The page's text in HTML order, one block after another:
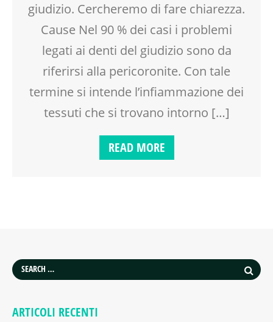
giudizio. Cercheremo di fare chiarezza.
Cause Nel 90 % dei casi i problemi
legati ai denti del giudizio sono da
riferirsi alla pericoronite. Con tale
termine si intende l’infiammazione dei
tessuti che si trovano intorno […]
READ MORE
ARTICOLI RECENTI